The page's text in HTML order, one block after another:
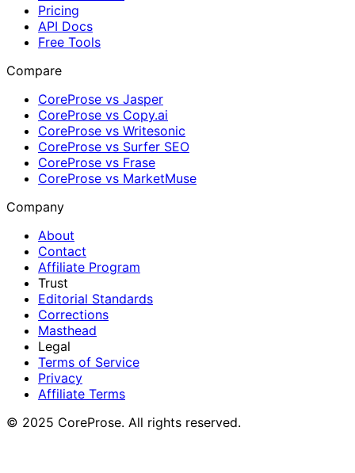
Pricing
API Docs
Free Tools
Compare
CoreProse vs Jasper
CoreProse vs Copy.ai
CoreProse vs Writesonic
CoreProse vs Surfer SEO
CoreProse vs Frase
CoreProse vs MarketMuse
Company
About
Contact
Affiliate Program
Trust
Editorial Standards
Corrections
Masthead
Legal
Terms of Service
Privacy
Affiliate Terms
© 2025 CoreProse. All rights reserved.